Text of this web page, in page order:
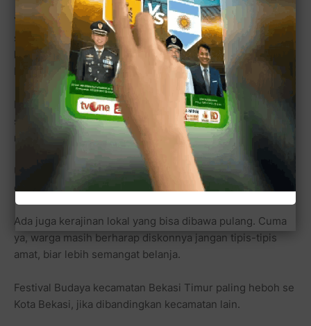
Yang bikin meriah, pentas seni anak-anak sekolah dari SD
sampai SMA, komunitas pemuda kreatif, plus perwakilan
kelurahan se-Bekasi Timur, julai dari Kelurahan Arenjaya,
Durenjaya, Bekasi Jaya dan Margahayu.
Pokoknya panggung nggak pernah kosong. Dari pagi
sampe sore (red:katanya), warga disuguhi hiburan
nonstop—gratis pula.
UMKM juga nggak ketinggalan. Lapak makanan penuh
dengan aroma sate, kerak telor, sampe bir pletok.
Ada juga kerajinan lokal yang bisa dibawa pulang. Cuma
ya, warga masih berharap diskonnya jangan tipis-tipis
amat, biar lebih semangat belanja.
Festival Budaya kecamatan Bekasi Timur paling heboh se
Kota Bekasi, jika dibandingkan kecamatan lain.